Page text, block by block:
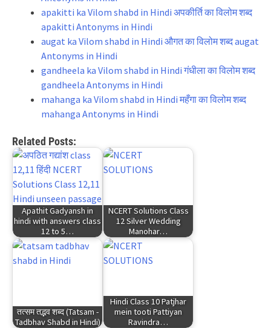
apakitti ka Vilom shabd in Hindi अपकीर्ति का विलोम शब्द
apakitti Antonyms in Hindi
augat ka Vilom shabd in Hindi औगत का विलोम शब्द augat
Antonyms in Hindi
gandheela ka Vilom shabd in Hindi गंधीला का विलोम शब्द
gandheela Antonyms in Hindi
mahanga ka Vilom shabd in Hindi महँगा का विलोम शब्द
mahanga Antonyms in Hindi
Related Posts:
Apathit Gadyansh in
hindi with answers class
12 to 5…
NCERT Solutions Class
12 Silver Wedding
Manohar…
तत्सम तद्भव शब्द (Tatsam -
Tadbhav Shabd in Hindi)
Hindi Class 10 Patjhar
mein tooti Pattiyan
Ravindra…